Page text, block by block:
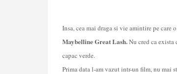
Insa, cea mai draga si vie amintire pe care
Maybelline Great Lash.Nu cred ca exista
capac verde.
Prima data l-am vazut intr-un film, nu mai